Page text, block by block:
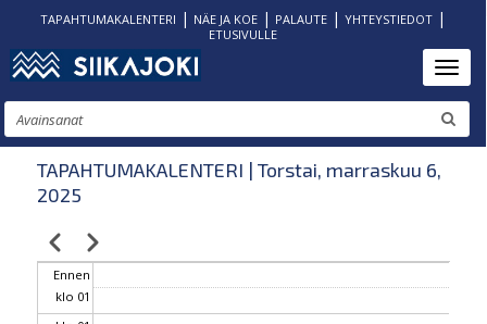
Hyppää
pääsisältöön
TAPAHTUMAKALENTERI | NÄE JA KOE| PALAUTE| YHTEYSTIEDOT|
ETUSIVULLE
Etsi
TAPAHTUMAKALENTERI | Torstai, marraskuu 6,
2025
Sivutus
EdellinenSeuraava
Ennen
klo 01